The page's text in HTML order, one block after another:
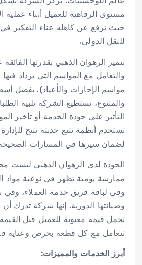
مستوى الرفاهية للعميل أثناء عملية
حيث ترفع عن كاهله عناء التفكير في
للنقل الدولي.
تتميز الرهوان الذهبي بقدرتها
والتعامل مع المواسم التي يزداد
مواسم الإجازات والأعياد). بفضل
والمتنوع، تستطيع الشركة تلبية
التأثير على جودة الخدمة أو تأخير
تستخدم أنظمة تتبع حديثة تتيح
لضمان سيرها في المسارات الصحيحة
الجودة لدى الرهوان الذهبي ليست
ممارسة يومية تظهر في نوعية مواد
وفي لباقة فريق خدمة العملاء، وفي
وصيانتها الدورية. إنها شركة تدرك
تحمل قيمة معنوية للعميل قبل القيمة
تتعامل مع كل قطعة بحرص وعناية
أبرز الخدمات والمميزات: